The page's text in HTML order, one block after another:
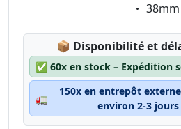
38mm
📦 Lagerstatus:
Disponibilité et
✅ 60x en stock – Expédition
🚛
150x en entrepôt
environ 2-3